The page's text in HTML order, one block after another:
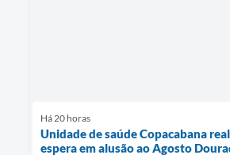
Há 20 horas
Unidade de saúde Copacabana
espera em alusão ao Agosto